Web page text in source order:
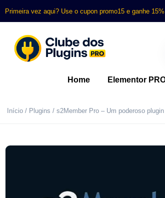
Primeira vez aqui? Use o cupon promo15 e ganhe
Home Elementor
Início / Plugins / s2Member Pro – Um poderoso